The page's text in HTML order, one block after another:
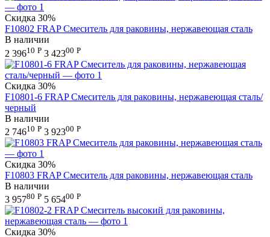
Скидка 30%
F10802 FRAP Смеситель для раковины, нержавеющая сталь
В наличии
2 39610 Р 3 42300 Р
Скидка 30%
F10801-6 FRAP Смеситель для раковины, нержавеющая сталь/
черный
В наличии
2 74610 Р 3 92300 Р
Скидка 30%
F10803 FRAP Смеситель для раковины, нержавеющая сталь
В наличии
3 95780 Р 5 65400 Р
Скидка 30%